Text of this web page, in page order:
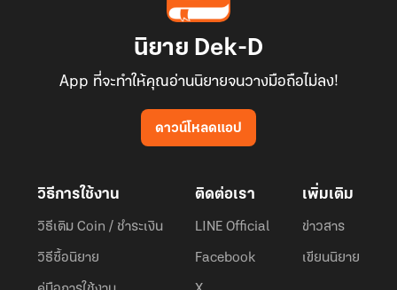
นิยาย Dek-D
App ที่จะทำให้คุณอ่านนิยายจนวางมือถือไม่ลง!
ดาวน์โหลดแอป
วิธีการใช้งาน
วิธีเติม Coin / ชำระเงิน
วิธีซื้อนิยาย
ติดต่อเรา
LINE Official
Facebook
เพิ่มเติม
ข่าวสาร
เขียนนิยาย